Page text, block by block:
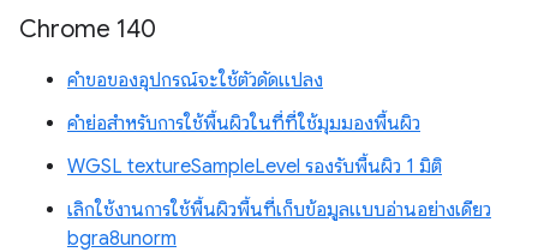
Chrome 140
คำขอของอุปกรณ์จะใช้ตัวดัดแปลง
คำย่อสำหรับการใช้พื้นผิวในที่ที่ใช้มุมมองพื้นผิว
WGSL textureSampleLevel รองรับพื้นผิว 1 มิติ
เลิกใช้งานการใช้พื้นผิวพื้นที่เก็บข้อมูลแบบอ่านอย่างเดียว
bgra8unorm